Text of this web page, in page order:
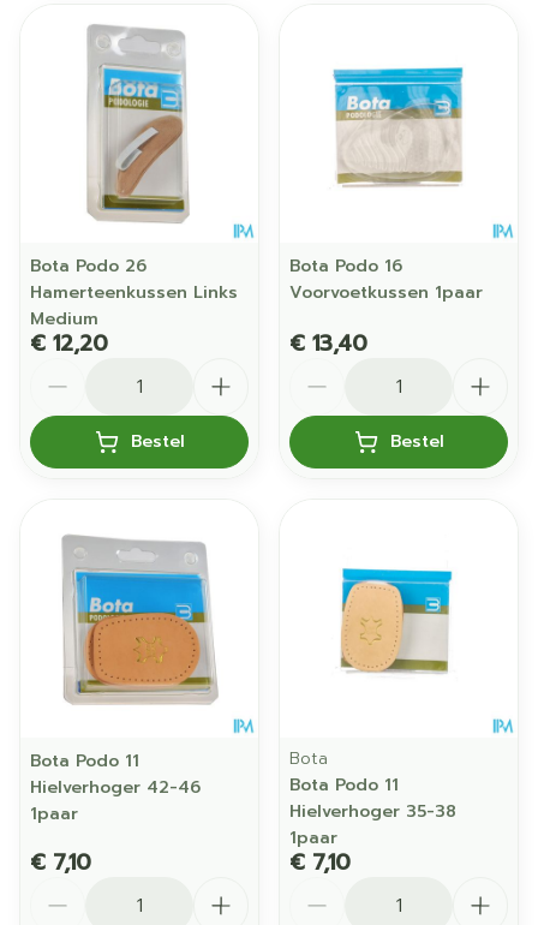
Bota Podo 26
Hamerteenkussen Links
Medium
€ 12,20
Bestel
Bota Podo 16
Voorvoetkussen 1paar
€ 13,40
Bestel
Bota Podo 11
Hielverhoger 42-46
1paar
€ 7,10
Bota
Bota Podo 11
Hielverhoger 35-38
1paar
€ 7,10